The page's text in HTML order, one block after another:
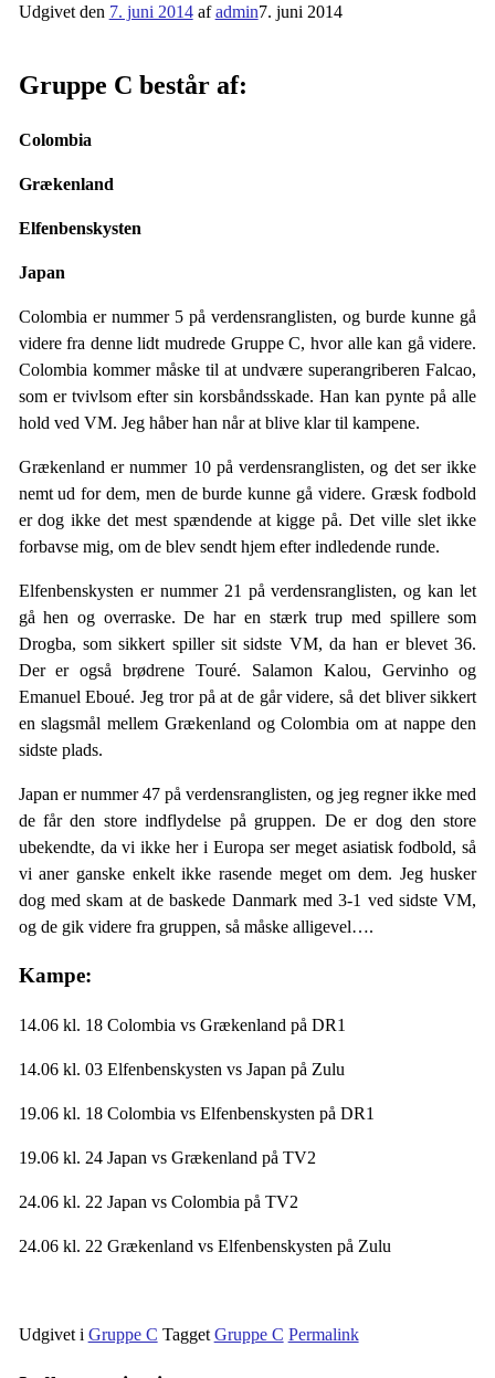
Udgivet den 7. juni 2014 afadmin7. juni 2014
Gruppe C består af:
Colombia
Grækenland
Elfenbenskysten
Japan
Colombia er nummer 5 på verdensranglisten, og burde kunne gå
videre fra denne lidt mudrede Gruppe C, hvor alle kan gå videre.
Colombia kommer måske til at undvære superangriberen Falcao,
som er tvivlsom efter sin korsbåndsskade. Han kan pynte på alle
hold ved VM. Jeg håber han når at blive klar til kampene.
Grækenland er nummer 10 på verdensranglisten, og det ser ikke
nemt ud for dem, men de burde kunne gå videre. Græsk fodbold
er dog ikke det mest spændende at kigge på. Det ville slet ikke
forbavse mig, om de blev sendt hjem efter indledende runde.
Elfenbenskysten er nummer 21 på verdensranglisten, og kan let
gå hen og overraske. De har en stærk trup med spillere som
Drogba, som sikkert spiller sit sidste VM, da han er blevet 36.
Der er også brødrene Touré. Salamon Kalou, Gervinho og
Emanuel Eboué. Jeg tror på at de går videre, så det bliver sikkert
en slagsmål mellem Grækenland og Colombia om at nappe den
sidste plads.
Japan er nummer 47 på verdensranglisten, og jeg regner ikke med
de får den store indflydelse på gruppen. De er dog den store
ubekendte, da vi ikke her i Europa ser meget asiatisk fodbold, så
vi aner ganske enkelt ikke rasende meget om dem. Jeg husker
dog med skam at de baskede Danmark med 3-1 ved sidste VM,
og de gik videre fra gruppen, så måske alligevel….
Kampe:
14.06 kl. 18 Colombia vs Grækenland på DR1
14.06 kl. 03 Elfenbenskysten vs Japan på Zulu
19.06 kl. 18 Colombia vs Elfenbenskysten på DR1
19.06 kl. 24 Japan vs Grækenland på TV2
24.06 kl. 22 Japan vs Colombia på TV2
24.06 kl. 22 Grækenland vs Elfenbenskysten på Zulu
Udgivet i Gruppe C Tagget Gruppe C Permalink